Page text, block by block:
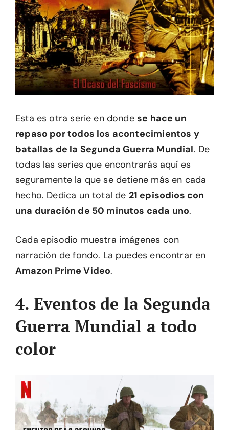
Esta es otra serie en dondese hace un
repaso por todos los acontecimientos y
batallas de la Segunda Guerra Mundial. De
todas las series que encontrarás aquí es
seguramente la que se detiene más en cada
hecho. Dedica un total de 21 episodios con
una duración de 50 minutos cada uno.
Cada episodio muestra imágenes con
narración de fondo. La puedes encontrar en
Amazon Prime Video.
4. Eventos de la Segunda
Guerra Mundial a todo
color